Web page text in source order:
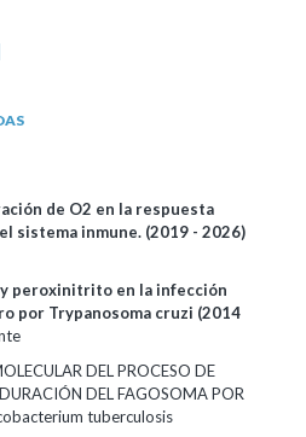
de O2 en la respuesta
sistema inmune. (2019 - 2026)
peroxinitrito en la infección
por Trypanosoma cruzi (2014
DEL PROCESO DE
DEL FAGOSOMA POR
tuberculosis